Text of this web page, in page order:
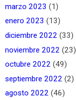
marzo 2023 (1)
enero 2023 (13)
diciembre 2022 (33)
noviembre 2022 (23)
octubre 2022 (49)
septiembre 2022 (2)
agosto 2022 (46)